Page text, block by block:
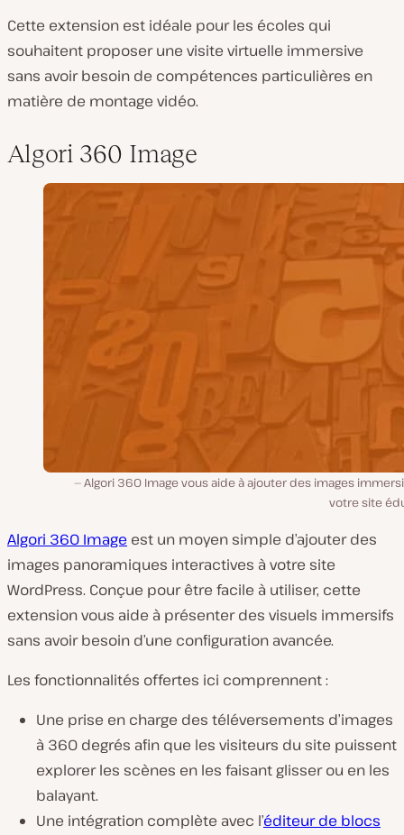
Cette extension est idéale pour les écoles qui
souhaitent proposer une visite virtuelle immersive
sans avoir besoin de compétences particulières en
matière de montage vidéo.
Algori 360 Image
Algori 360 Image vous aide à ajouter des images
votre site
Algori 360 Image est un moyen simple d’ajouter des
images panoramiques interactives à votre site
WordPress. Conçue pour être facile à utiliser, cette
extension vous aide à présenter des visuels immersifs
sans avoir besoin d’une configuration avancée.
Les fonctionnalités offertes ici comprennent :
Une prise en charge des téléversements d’images
à 360 degrés afin que les visiteurs du site puissent
explorer les scènes en les faisant glisser ou en les
balayant.
Une intégration complète avec l’éditeur de blocs